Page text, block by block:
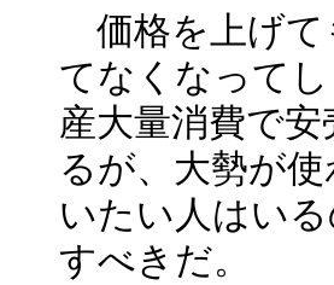
価格を上げて
てなくなって
産大量消費で
るが、大勢が
いたい人はい
すべきだ。